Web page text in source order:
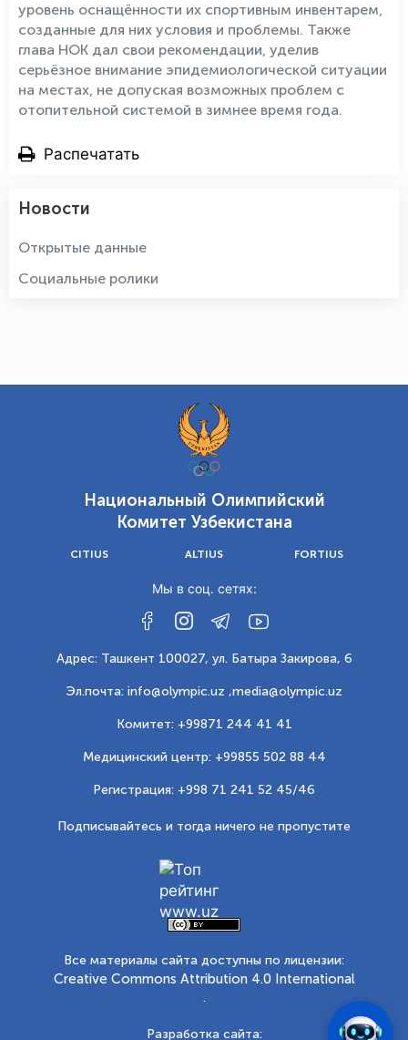
уровень оснащённости их спортивным инвентарем,
созданные для них условия и проблемы. Также
глава НОК дал свои рекомендации, уделив
серьёзное внимание эпидемиологической ситуации
на местах, не допуская возможных проблем с
отопительной системой в зимнее время года.
Распечатать
Новости
Открытые данные
Социальные ролики
Национальный Олимпийский
Комитет Узбекистана
CITIUS ALTIUS FORTIUS
Мы в соц. сетях:
Адрес: Ташкент 100027, ул. Батыра Закирова, 6
Эл.почта: info@olympic.uz ,media@olympic.uz
Комитет: +99871 244 41 41
Медицинский центр: +99855 502 88 44
Регистрация: +998 71 241 52 45/46
Подписывайтесь и тогда ничего не пропустите
Все материалы сайта доступны по лицензии:
Creative Commons Attribution 4.0 International
.
Разработка сайта: